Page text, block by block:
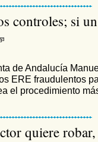
controles; si
de Andalucía
ERE fraudulentos
el procedimiento
quiere